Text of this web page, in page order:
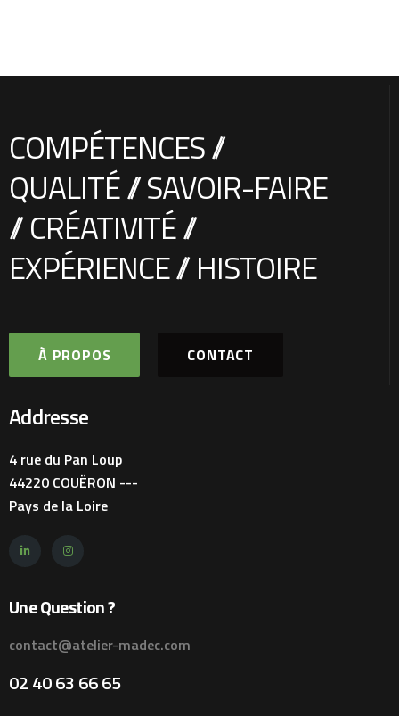
COMPÉTENCES //
QUALITÉ // SAVOIR-FAIRE
// CRÉATIVITÉ //
EXPÉRIENCE // HISTOIRE
À PROPOS CONTACT
Addresse
4 rue du Pan Loup
44220 COUËRON ---
Pays de la Loire
Une Question ?
contact@atelier-madec.com
02 40 63 66 65